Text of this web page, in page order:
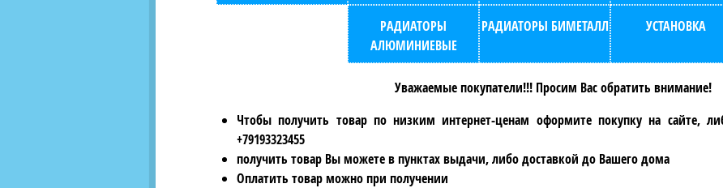
РАДИАТОРЫ
АЛЮМИНИЕВЫЕ
РАДИАТОРЫ БИМЕТАЛЛ УСТАНОВКА
Уважаемые покупатели!!! Просим Вас обратить внимание!
Чтобы получить товар по низким интернет-ценам оформите покупку на сайте,
+79193323455
получить товар Вы можете в пунктах выдачи, либо доставкой до Вашего дома
Оплатить товар можно при получении